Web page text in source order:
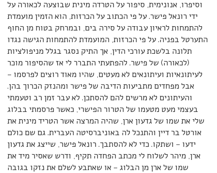
וסיפרו, אנונימית, סיפור על הטרדה מינית שבוצעה לכאורה על
ידי רונאל פישר. על פי הכתוב על הכרזות, הוא הזמין מועמדת
להתמחות לראיון עבודה על סירה בים, ובמרחק בטוח מן החוף
התערטל בפניה. על פי הכרזות, המועמדת להתמחות הגישה נגדו
תלונה בלשכת עורכי הדין, אך התיק נסגר בגלל מניפולציות
(לכאורה) של פישר. להפתעתי התברר לי אז שהסיפור מוכר
לעיתונאיות ועיתונאים לא מעטים, שהיו מאוד רוצים לפרסמו –
אבל מפחדים מתביעות הדיבה של פישר ומהנזק הכרוך בהן.
והעיתונים לא מרשים להם להסתכן. לא עבר זמן רב וטעמתי
בעצמי מעט מטעמו של הטרור הפישרי, כאשר פרסמתי בבלוג
שלי את שמו של גדעון ארן, שהיה המרצה אשר הטריד מינית את
אורטל בר דיין והתנכל לה באוניברסיטה העברית. גם שם כולם
ידעו – ושתקו. כדי לא להסתבך. רונאל פישר, שייצג את גדעון
ארן, מיהר לשלוח לי מכתב הפחדה תקיף, ודרש שאסיר מיד את
שמו של ארן מן הבלוג – או שאתבע לשלם את נזקו בגובה